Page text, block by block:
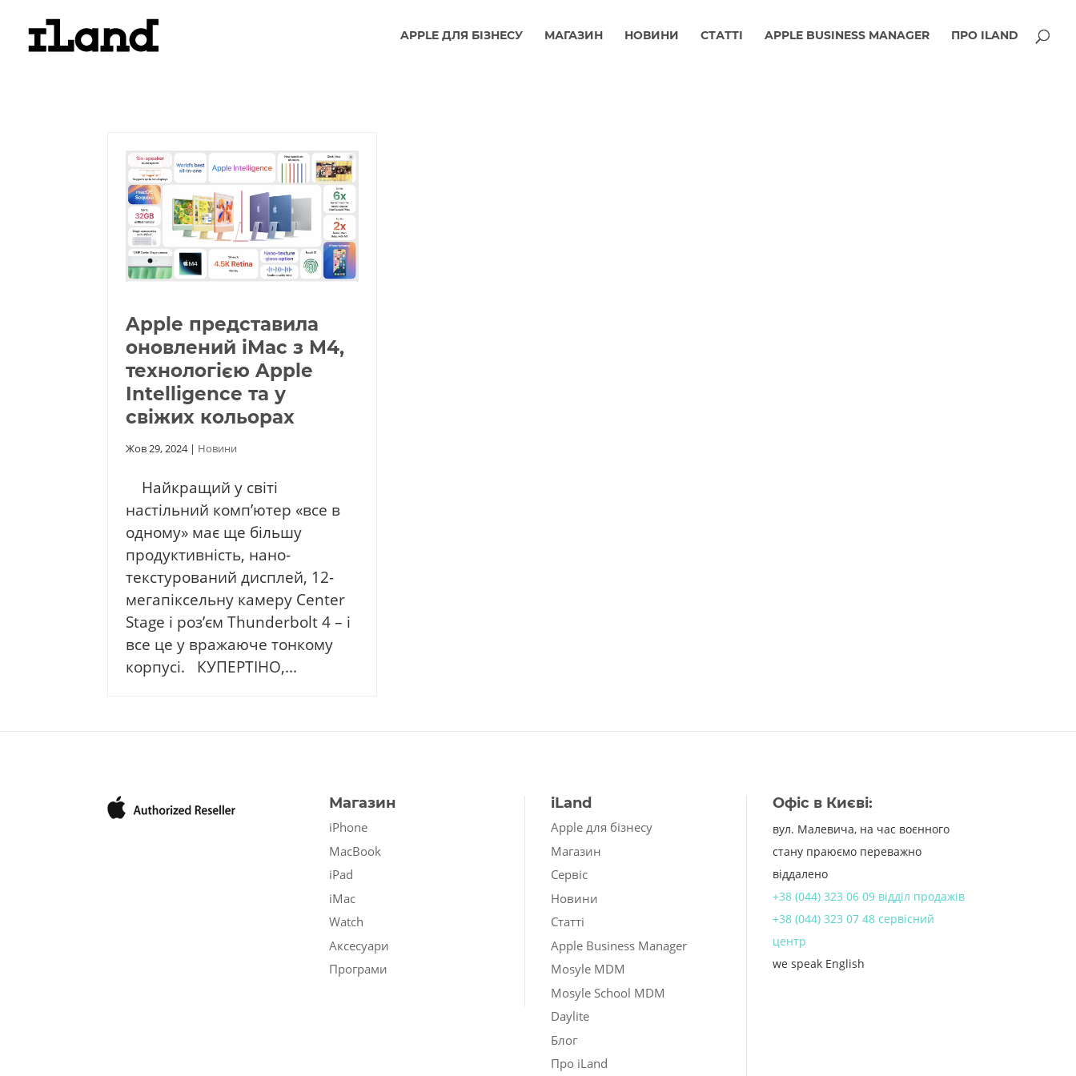
APPLE ДЛЯ БІЗНЕСУ МАГАЗИН НОВИНИ СТАТТІ APPLE BUSINESS MANAGER ПРО ILAND
Apple представила
оновлений iMac з M4,
технологією Apple
Intelligence та у
свіжих кольорах
Жов 29, 2024| Новини
Найкращий у світі
настільний комп’ютер «все в
одному» має ще більшу
продуктивність, нано-
текстурований дисплей, 12-
мегапіксельну камеру Center
Stage і роз’єм Thunderbolt 4 – і
все це у вражаюче тонкому
корпусі. КУПЕРТІНО,...
Магазин
iPhone
MacBook
iPad
iMac
Watch
Аксесуари
Програми
iLand
Apple для бізнесу
Магазин
Сервіс
Новини
Статті
Apple Business Manager
Mosyle MDM
Mosyle School MDM
Daylite
Блог
Про iLand
Офіс в Києві:
вул. Малевича, на час воєнного
стану праюємо переважно
віддалено
+38 (044) 323 06 09 відділ продажів
+38 (044) 323 07 48 сервісний
центр
we speak English